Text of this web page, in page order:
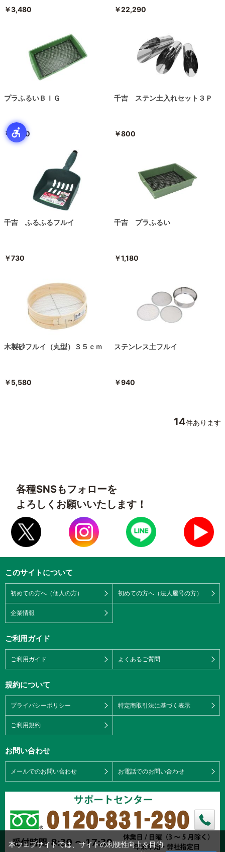
￥3,480 ￥22,290
プラふるいＢＩＧ
￥2,180
千吉 ステン土入れセット３Ｐ
￥800
千吉 ふるふるフルイ
￥730
千吉 プラふるい
￥1,180
木製砂フルイ（丸型）３５ｃｍ
￥5,580
ステンレス土フルイ
￥940
14件あります
各種SNSもフォローを
よろしくお願いいたします！
このサイトについて
初めての方へ（個人の方） 初めての方へ（法人屋号の方）
企業情報
ご利用ガイド
ご利用ガイド よくあるご質問
規約について
プライバシーポリシー 特定商取引法に基づく表示
ご利用規約
お問い合わせ
メールでのお問い合わせ お電話でのお問い合わせ
本ウェブサイトでは、サイトの利便性向上を目的